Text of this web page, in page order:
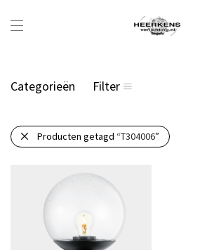
Categorieën Filter
Producten getagd “T304006”